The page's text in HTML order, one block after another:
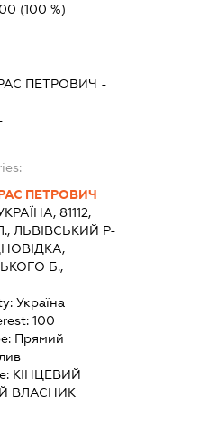
(100 %)
ПЕТРОВИЧ -
ПЕТРОВИЧ
81112,
ЛЬВІВСЬКИЙ Р-
Б.,
Україна
100
Прямий
КІНЦЕВИЙ
ВЛАСНИК